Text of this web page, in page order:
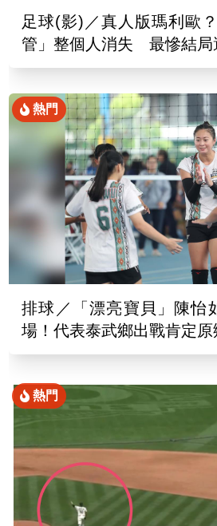
足球(影)／真人版瑪利歐
管」整個人消失 最慘結局
熱門
排球／「漂亮寶貝」陳怡
場！代表泰武鄉出戰肯定原
熱門